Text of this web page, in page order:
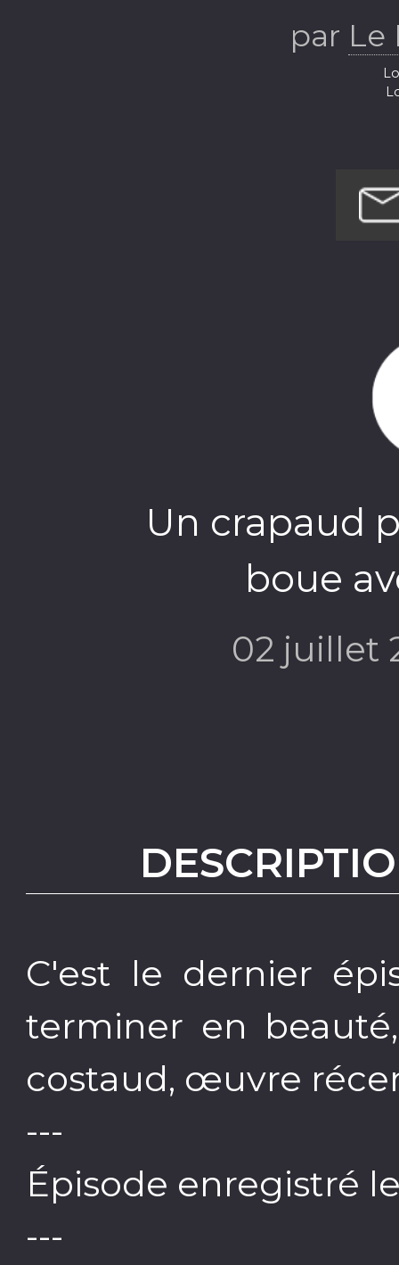
par Le
Un crapaud
boue
02 juillet
C'est le dernier
terminer en
costaud, œuvre
---
Épisode enregistré
---